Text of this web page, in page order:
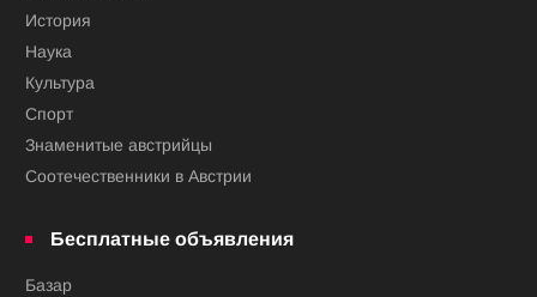
История
Наука
Культура
Спорт
Знаменитые австрийцы
Соотечественники в Австрии
Бесплатные объявления
Базар